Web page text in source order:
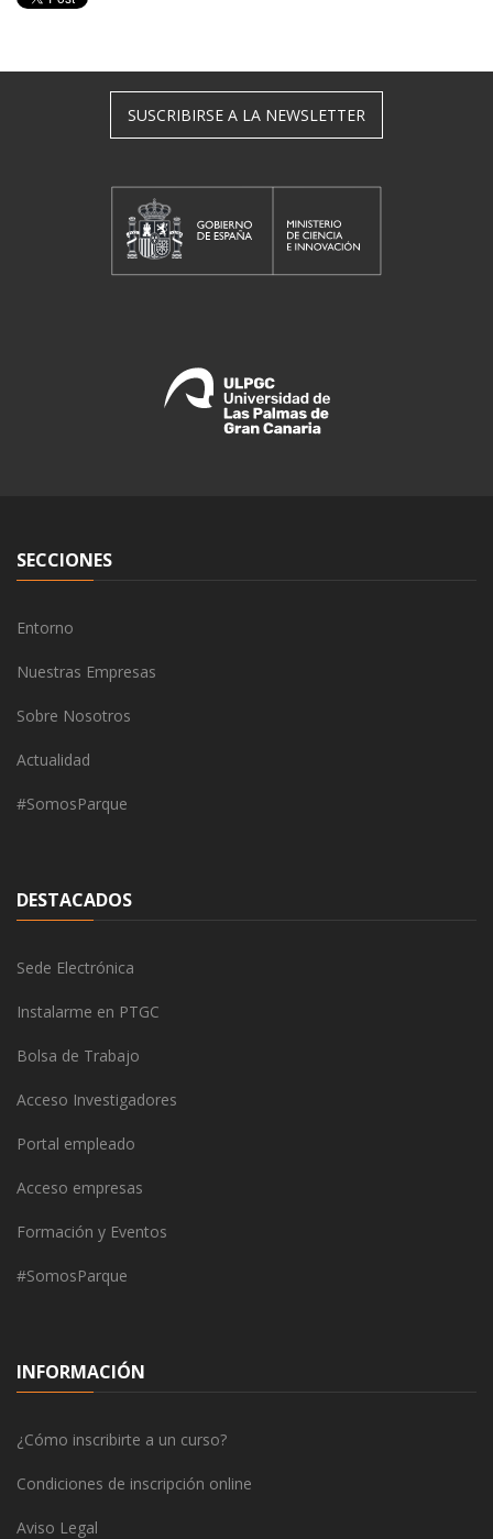
SUSCRIBIRSE A LA NEWSLETTER
SECCIONES
Entorno
Nuestras Empresas
Sobre Nosotros
Actualidad
#SomosParque
DESTACADOS
Sede Electrónica
Instalarme en PTGC
Bolsa de Trabajo
Acceso Investigadores
Portal empleado
Acceso empresas
Formación y Eventos
#SomosParque
INFORMACIÓN
¿Cómo inscribirte a un curso?
Condiciones de inscripción online
Aviso Legal